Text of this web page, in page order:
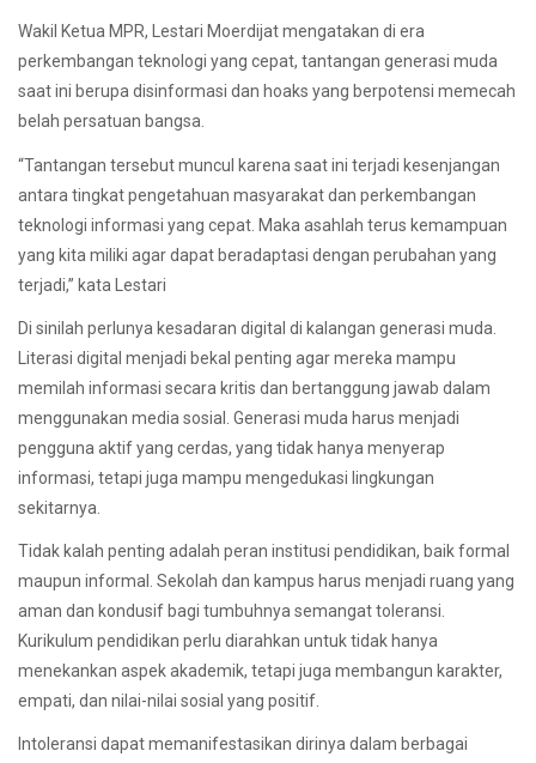
Wakil Ketua MPR, Lestari Moerdijat mengatakan di era
perkembangan teknologi yang cepat, tantangan generasi muda
saat ini berupa disinformasi dan hoaks yang berpotensi memecah
belah persatuan bangsa.
“Tantangan tersebut muncul karena saat ini terjadi kesenjangan
antara tingkat pengetahuan masyarakat dan perkembangan
teknologi informasi yang cepat. Maka asahlah terus kemampuan
yang kita miliki agar dapat beradaptasi dengan perubahan yang
terjadi,” kata Lestari
Di sinilah perlunya kesadaran digital di kalangan generasi muda.
Literasi digital menjadi bekal penting agar mereka mampu
memilah informasi secara kritis dan bertanggung jawab dalam
menggunakan media sosial. Generasi muda harus menjadi
pengguna aktif yang cerdas, yang tidak hanya menyerap
informasi, tetapi juga mampu mengedukasi lingkungan
sekitarnya.
Tidak kalah penting adalah peran institusi pendidikan, baik formal
maupun informal. Sekolah dan kampus harus menjadi ruang yang
aman dan kondusif bagi tumbuhnya semangat toleransi.
Kurikulum pendidikan perlu diarahkan untuk tidak hanya
menekankan aspek akademik, tetapi juga membangun karakter,
empati, dan nilai-nilai sosial yang positif.
Intoleransi dapat memanifestasikan dirinya dalam berbagai